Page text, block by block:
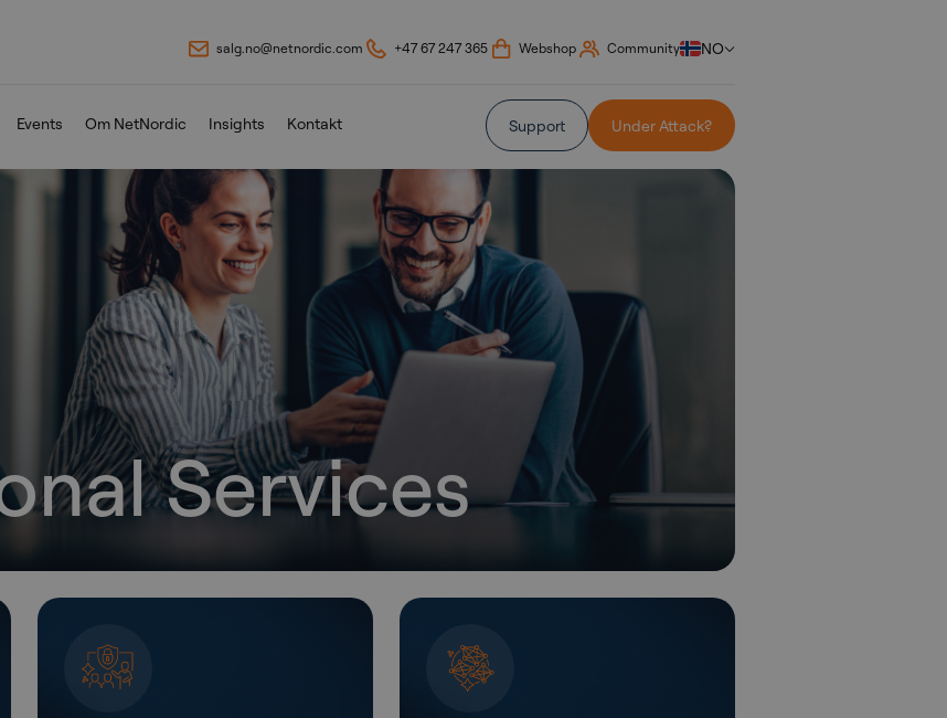
salg.no@netnordic.com +47 67 247 365 Webshop Community NO
Events Om NetNordic Insights Kontakt Support Under Attack?
Services